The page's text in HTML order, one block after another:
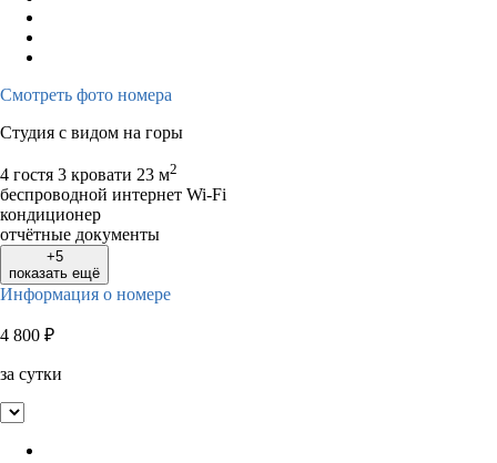
Смотреть фото номера
Студия с видом на горы
4 гостя 3 кровати 23 м2
беспроводной интернет Wi-Fi
кондиционер
отчётные документы
+5
показать ещё
Информация о номере
4 800 ₽
за сутки